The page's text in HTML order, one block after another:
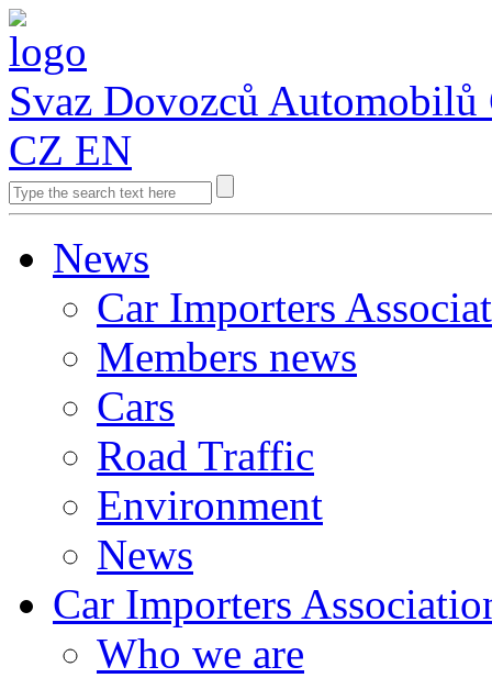
Svaz Dovozců Automobilů
CZ EN
News
Car Importers
Members news
Cars
Road Traffic
Environment
News
Car Importers
Who we are